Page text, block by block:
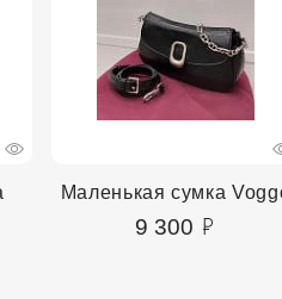
Маленькая сумка
9 300